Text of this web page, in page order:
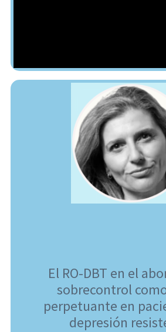
El RO-DBT en el
sobrecontrol
perpetuante en
depresión